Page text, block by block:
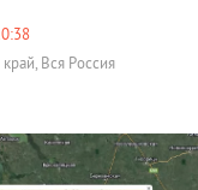
, Вся Россия